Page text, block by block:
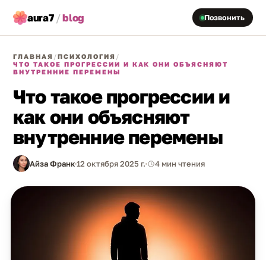
aura7 /blog Позвонить
ГЛАВНАЯ /ПСИХОЛОГИЯ /
ЧТО ТАКОЕ ПРОГРЕССИИ И КАК ОНИ ОБЪЯСНЯЮТ
ВНУТРЕННИЕ ПЕРЕМЕНЫ
Что такое прогрессии и
как они объясняют
внутренние перемены
Айза Франк12 октября 2025 г. 4 мин чтения